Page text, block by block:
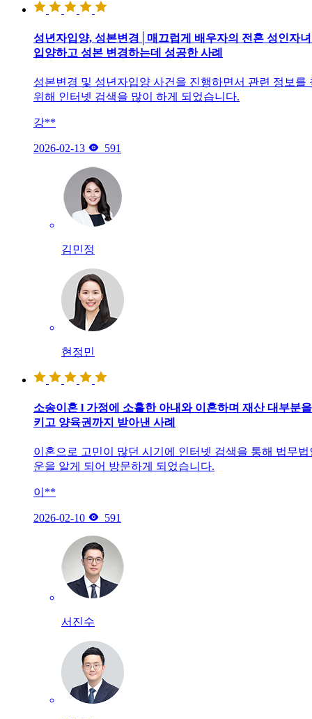
성년자입양, 성본변경│매끄럽게 배우자의 전혼 성인자
입양하고 성본 변경하는데 성공한 사례
성본변경 및 성년자입양 사건을 진행하면서 관련 정보를
위해 인터넷 검색을 많이 하게 되었습니다.
강**
2026-02-13  591
김민정
현정민
소송이혼 l 가정에 소홀한 아내와 이혼하며 재산 대부분
키고 양육권까지 받아낸 사례
이혼으로 고민이 많던 시기에 인터넷 검색을 통해 법무법
운을 알게 되어 방문하게 되었습니다.
이**
2026-02-10  591
서진수